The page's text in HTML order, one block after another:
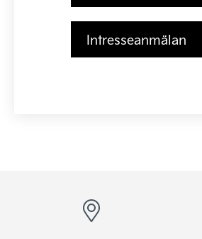
Intresseanmälan